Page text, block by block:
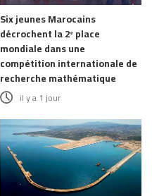
Six jeunes Marocains
décrochent la 2ᵉ place
mondiale dans une
compétition internationale de
recherche mathématique
il y a 1 jour